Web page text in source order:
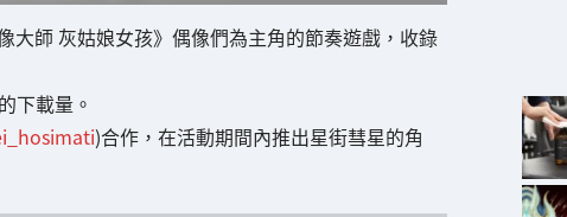
大師 灰姑娘女孩》偶像們為主角的節奏遊戲，收錄
下載量。
)合作，在活動期間內推出星街彗星的角